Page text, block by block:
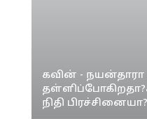
கவின் - நயன்தாரா